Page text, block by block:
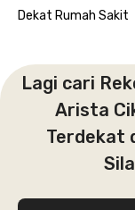
Dekat Rumah Sakit
Lagi cari
Arista
Terdekat